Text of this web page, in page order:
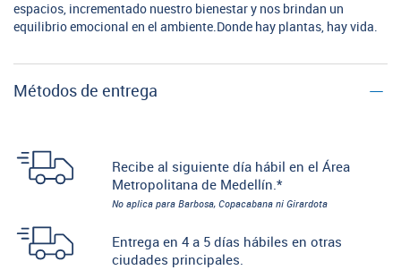
espacios, incrementado nuestro bienestar y nos brindan un
equilibrio emocional en el ambiente.Donde hay plantas, hay vida.
Métodos de entrega
Recibe al siguiente día hábil en el Área
Metropolitana de Medellín.*
No aplica para Barbosa, Copacabana ni Girardota
Entrega en 4 a 5 días hábiles en otras
ciudades principales.